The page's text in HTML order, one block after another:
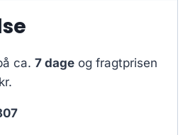
ca. 7 dage og fragtprisen
kr.